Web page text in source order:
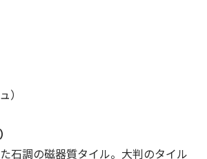
石調の磁器質タイル。大判のタイル